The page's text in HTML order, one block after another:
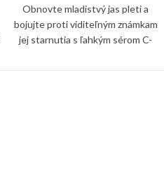
Obnovte mladistvý jas pleti a
bojujte proti viditeľným známkam
jej starnutia s ľahkým sérom C-